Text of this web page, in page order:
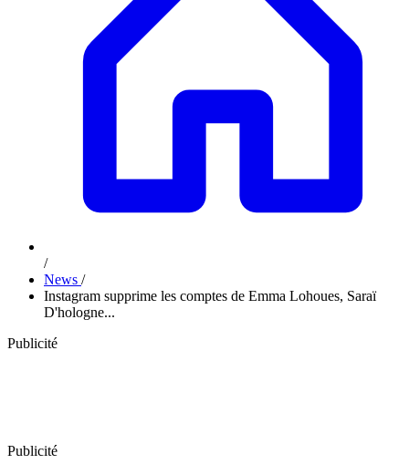
/
News /
Instagram supprime les comptes de Emma Lohoues, Saraï
D'hologne...
Publicité
Publicité